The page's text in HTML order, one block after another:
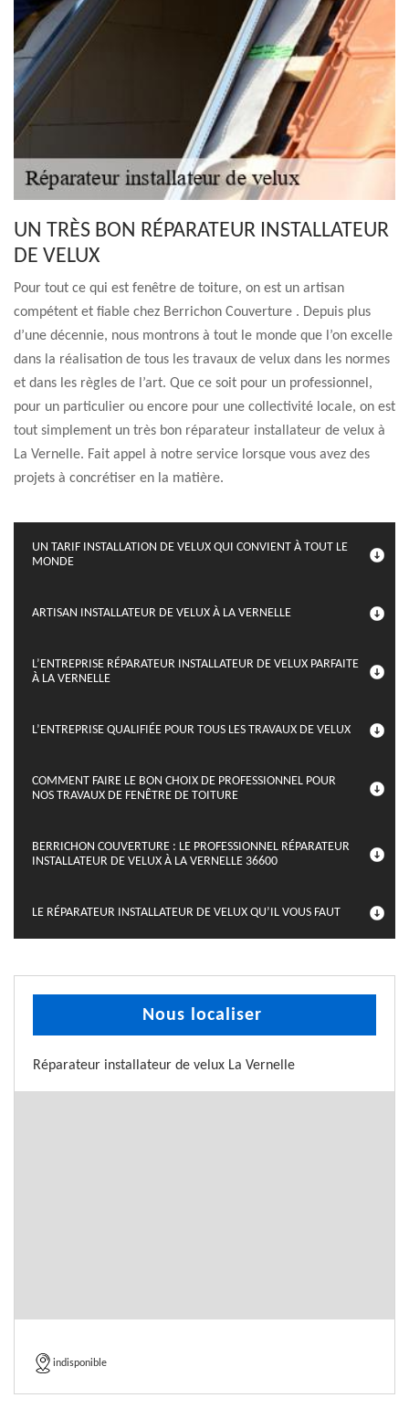
UN TRÈS BON RÉPARATEUR INSTALLATEUR
DE VELUX
Pour tout ce qui est fenêtre de toiture, on est un artisan
compétent et fiable chez Berrichon Couverture . Depuis plus
d’une décennie, nous montrons à tout le monde que l’on excelle
dans la réalisation de tous les travaux de velux dans les normes
et dans les règles de l’art. Que ce soit pour un professionnel,
pour un particulier ou encore pour une collectivité locale, on est
tout simplement un très bon réparateur installateur de velux à
La Vernelle. Fait appel à notre service lorsque vous avez des
projets à concrétiser en la matière.
UN TARIF INSTALLATION DE VELUX QUI CONVIENT À TOUT LE
MONDE
ARTISAN INSTALLATEUR DE VELUX À LA VERNELLE
L’ENTREPRISE RÉPARATEUR INSTALLATEUR DE VELUX PARFAITE
À LA VERNELLE
L’ENTREPRISE QUALIFIÉE POUR TOUS LES TRAVAUX DE VELUX
COMMENT FAIRE LE BON CHOIX DE PROFESSIONNEL POUR
NOS TRAVAUX DE FENÊTRE DE TOITURE
BERRICHON COUVERTURE : LE PROFESSIONNEL RÉPARATEUR
INSTALLATEUR DE VELUX À LA VERNELLE 36600
LE RÉPARATEUR INSTALLATEUR DE VELUX QU’IL VOUS FAUT
Nous localiser
Réparateur installateur de velux La Vernelle
indisponible